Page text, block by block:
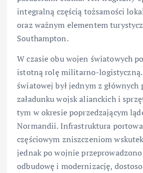
integralną częścią tożsamości
oraz ważnym elementem
Southampton.
W czasie obu wojen światowych
istotną rolę militarno-
światowej był jednym z głównych
załadunku wojsk alianckich i
tym w okresie poprzedzającym
Normandii. Infrastruktura portowa
częściowym zniszczeniom
jednak po wojnie
odbudowę i modernizację,